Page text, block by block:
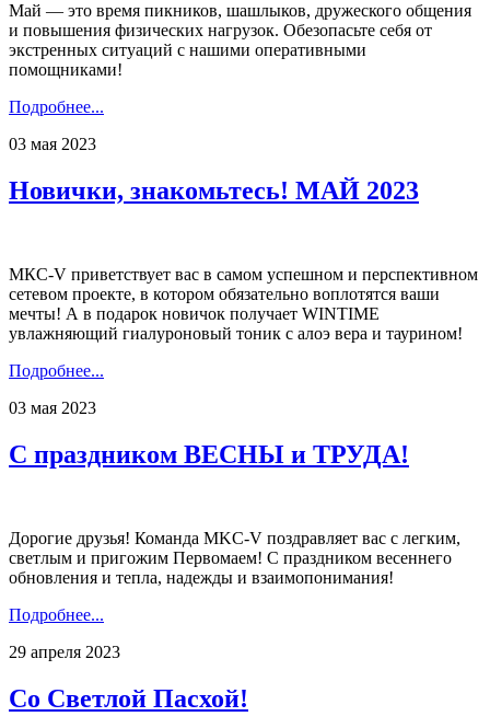
Май — это время пикников, шашлыков, дружеского общения
и повышения физических нагрузок. Обезопасьте себя от
экстренных ситуаций с нашими оперативными
помощниками!
Подробнее...
03 мая 2023
Новички, знакомьтесь! МАЙ 2023
МКС-V приветствует вас в самом успешном и перспективном
сетевом проекте, в котором обязательно воплотятся ваши
мечты! А в подарок новичок получает WINTIME
увлажняющий гиалуроновый тоник с алоэ вера и таурином!
Подробнее...
03 мая 2023
С праздником ВЕСНЫ и ТРУДА!
Дорогие друзья! Команда MKC-V поздравляет вас с легким,
светлым и пригожим Первомаем! С праздником весеннего
обновления и тепла, надежды и взаимопонимания!
Подробнее...
29 апреля 2023
Со Светлой Пасхой!